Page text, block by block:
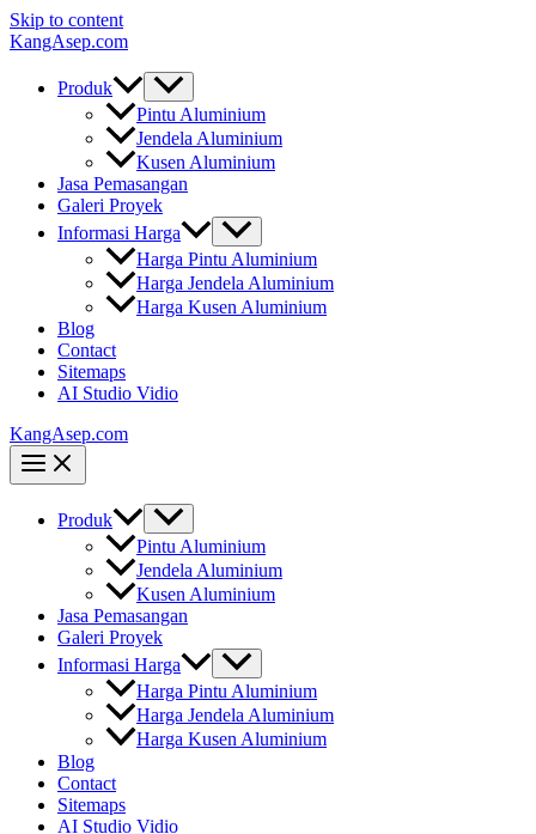
Skip to content
KangAsep.com
Produk
Pintu Aluminium
Jendela Aluminium
Kusen Aluminium
Jasa Pemasangan
Galeri Proyek
Informasi Harga
Harga Pintu Aluminium
Harga Jendela Aluminium
Harga Kusen Aluminium
Blog
Contact
Sitemaps
AI Studio Vidio
KangAsep.com
Produk
Pintu Aluminium
Jendela Aluminium
Kusen Aluminium
Jasa Pemasangan
Galeri Proyek
Informasi Harga
Harga Pintu Aluminium
Harga Jendela Aluminium
Harga Kusen Aluminium
Blog
Contact
Sitemaps
AI Studio Vidio